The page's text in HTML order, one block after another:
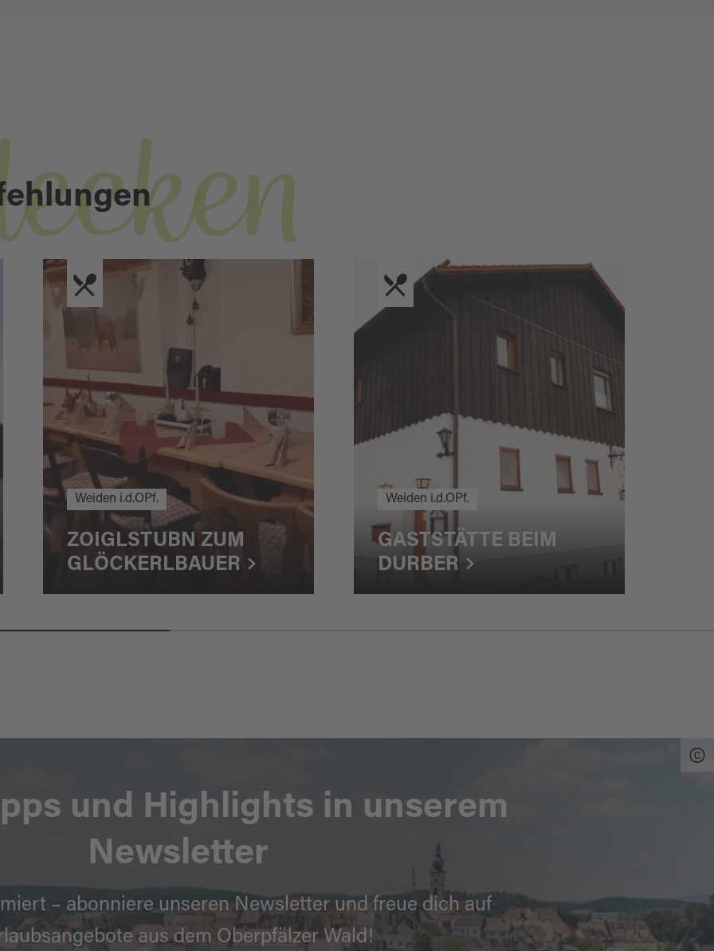
Weiden i.d.OPf.
ZOIGLSTUBN ZUM
GLÖCKERLBAUER
Weiden i.d.OPf.
GASTSTÄTTE BEIM
DURBER
und Highlights in unserem
Newsletter
– abonniere unseren Newsletter und freue dich auf
aus dem Oberpfälzer Wald!